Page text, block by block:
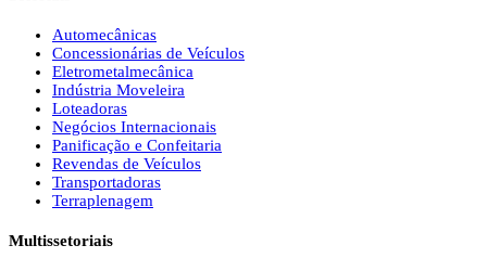
Automecânicas
Concessionárias de Veículos
Eletrometalmecânica
Indústria Moveleira
Loteadoras
Negócios Internacionais
Panificação e Confeitaria
Revendas de Veículos
Transportadoras
Terraplenagem
Multissetoriais